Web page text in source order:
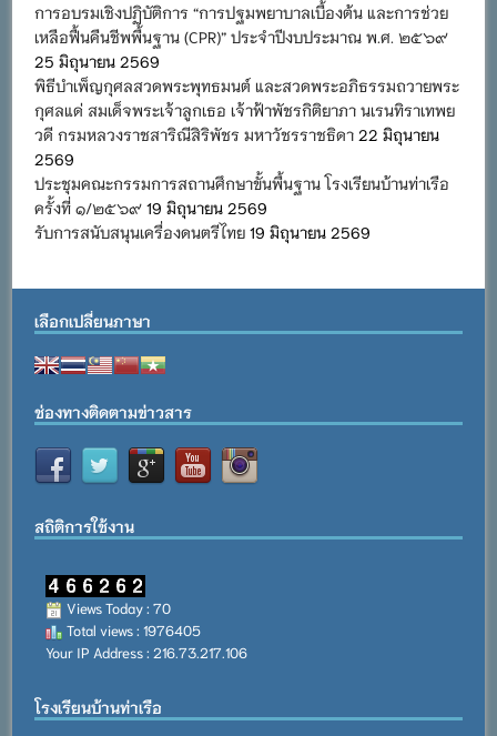
การอบรมเชิงปฏิบัติการ “การปฐมพยาบาลเบื้องต้น และการช่วย
เหลือฟื้นคืนชีพพื้นฐาน (CPR)” ประจำปีงบประมาณ พ.ศ. ๒๕๖๙
25 มิถุนายน 2569
พิธีบำเพ็ญกุศลสวดพระพุทธมนต์ และสวดพระอภิธรรมถวายพระ
กุศลแด่ สมเด็จพระเจ้าลูกเธอ เจ้าฟ้าพัชรกิติยาภา นเรนทิราเทพย
วดี กรมหลวงราชสาริณีสิริพัชร มหาวัชรราชธิดา 22 มิถุนายน
2569
ประชุมคณะกรรมการสถานศึกษาขั้นพื้นฐาน โรงเรียนบ้านท่าเรือ
ครั้งที่ ๑/๒๕๖๙ 19 มิถุนายน 2569
รับการสนับสนุนเครื่องดนตรีไทย 19 มิถุนายน 2569
เลือกเปลี่ยนภาษา
ช่องทางติดตามข่าวสาร
สถิติการใช้งาน
Views Today : 70
Total views : 1976405
Your IP Address : 216.73.217.106
โรงเรียนบ้านท่าเรือ